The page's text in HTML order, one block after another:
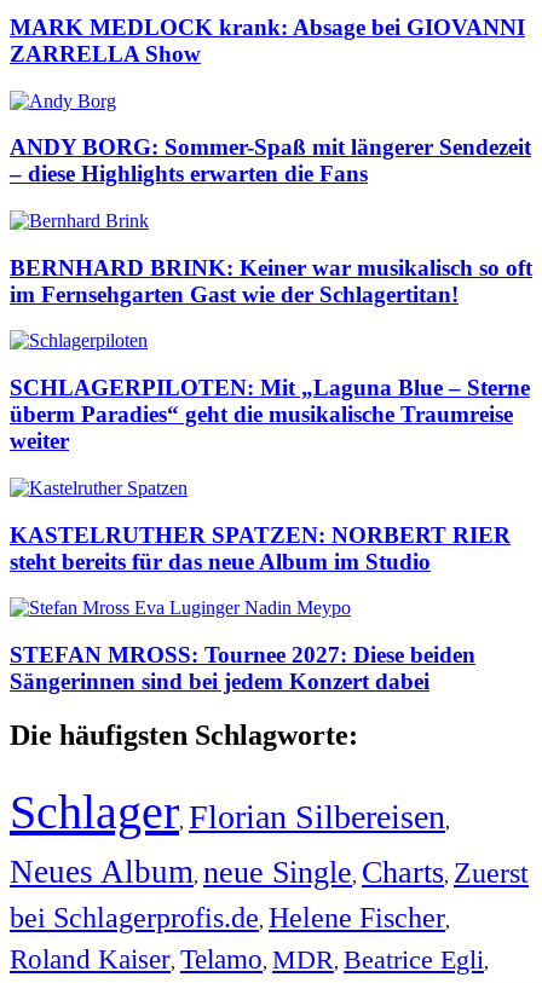
MARK MEDLOCK krank: Absage bei GIOVANNI
ZARRELLA Show
ANDY BORG: Sommer-Spaß mit längerer Sendezeit
– diese Highlights erwarten die Fans
BERNHARD BRINK: Keiner war musikalisch so oft
im Fernsehgarten Gast wie der Schlagertitan!
SCHLAGERPILOTEN: Mit „Laguna Blue – Sterne
überm Paradies“ geht die musikalische Traumreise
weiter
KASTELRUTHER SPATZEN: NORBERT RIER
steht bereits für das neue Album im Studio
STEFAN MROSS: Tournee 2027: Diese beiden
Sängerinnen sind bei jedem Konzert dabei
Die häufigsten Schlagworte:
Schlager, Florian Silbereisen,
Neues Album, neue Single, Charts, Zuerst
bei Schlagerprofis.de, Helene Fischer,
Roland Kaiser, Telamo, MDR, Beatrice Egli,